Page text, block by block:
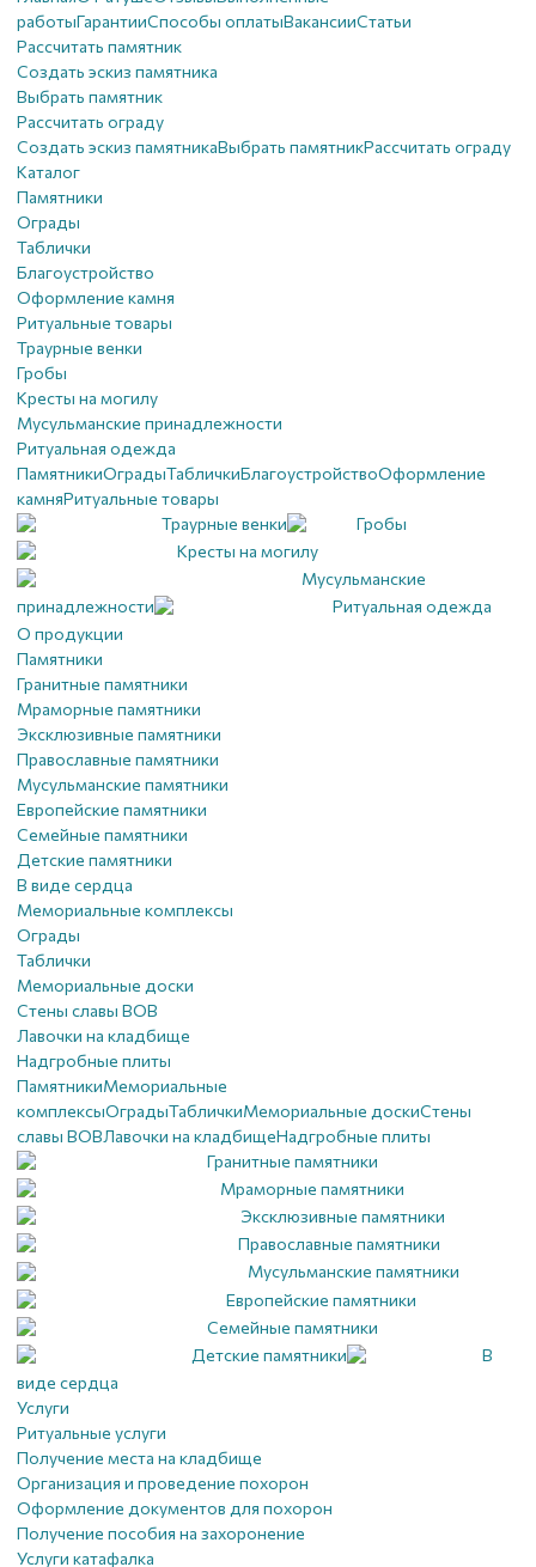
работыГарантииСпособы оплатыВакансииСтатьи
Рассчитать памятник
Создать эскиз памятника
Выбрать памятник
Рассчитать ограду
Создать эскиз памятникаВыбрать памятникРассчитать ограду
Каталог
Памятники
Ограды
Таблички
Благоустройствo
Оформление камня
Ритуальные товары
Траурные венки
Гробы
Кресты на могилу
Мусульманские принадлежности
Ритуальная одежда
ПамятникиОградыТабличкиБлагоустройствoОформление
камняРитуальные товары
Траурные венки
Гробы
Кресты на могилу
Мусульманские
принадлежности
Ритуальная одежда
О продукции
Памятники
Гранитные памятники
Мраморные памятники
Эксклюзивные памятники
Православные памятники
Мусульманские памятники
Европейские памятники
Семейные памятники
Детские памятники
В виде сердца
Мемориальные комплексы
Ограды
Таблички
Мемориальные доски
Стены славы ВОВ
Лавочки на кладбище
Надгробные плиты
ПамятникиМемориальные
комплексыОградыТабличкиМемориальные доскиСтены
славы ВОВЛавочки на кладбищеНадгробные плиты
Гранитные памятники
Мраморные памятники
Эксклюзивные памятники
Православные памятники
Мусульманские памятники
Европейские памятники
Семейные памятники
Детские памятники
В
виде сердца
Услуги
Ритуальные услуги
Получение места на кладбище
Организация и проведение похорон
Оформление документов для похорон
Получение пособия на захоронение
Услуги катафалка